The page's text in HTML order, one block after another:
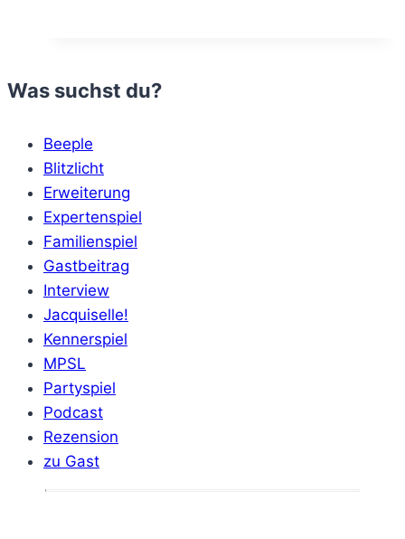
My
Was suchst du?
Beeple
Blitzlicht
Erweiterung
Expertenspiel
Familienspiel
Gastbeitrag
Interview
Jacquiselle!
Kennerspiel
MPSL
Partyspiel
Podcast
Rezension
zu Gast